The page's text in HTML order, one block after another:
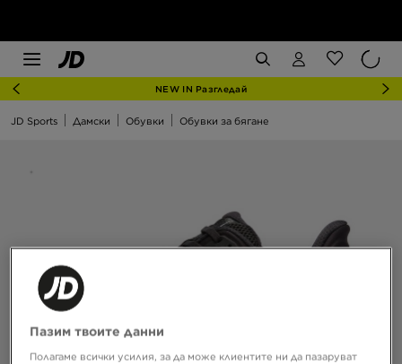
NEW IN Разгледай
JD Sports Дамски Обувки Обувки за бягане
Пазим твоите данни
Полагаме всички усилия, за да може клиентите ни да пазаруват